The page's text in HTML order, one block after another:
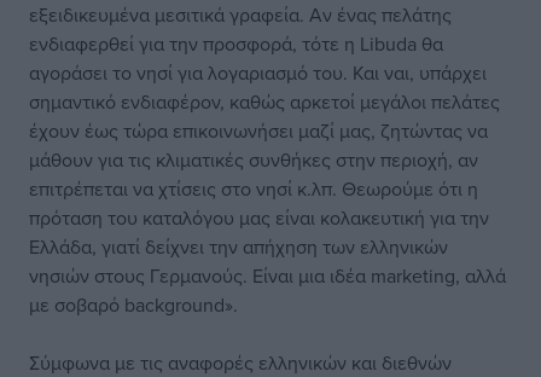
εξειδικευμένα μεσιτικά γραφεία. Αν ένας πελάτης
ενδιαφερθεί για την προσφορά, τότε η Libuda θα
αγοράσει το νησί για λογαριασμό του. Και ναι, υπάρχει
σημαντικό ενδιαφέρον, καθώς αρκετοί μεγάλοι πελάτες
έχουν έως τώρα επικοινωνήσει μαζί μας, ζητώντας να
μάθουν για τις κλιματικές συνθήκες στην περιοχή, αν
επιτρέπεται να χτίσεις στο νησί κ.λπ. Θεωρούμε ότι η
πρόταση του καταλόγου μας είναι κολακευτική για την
Ελλάδα, γιατί δείχνει την απήχηση των ελληνικών
νησιών στους Γερμανούς. Είναι μια ιδέα marketing, αλλά
με σοβαρό background».
Σύμφωνα με τις αναφορές ελληνικών και διεθνών